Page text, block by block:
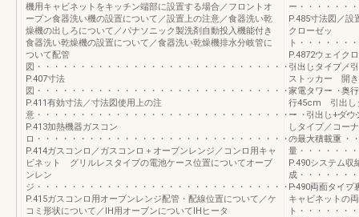
機用キャビネットをキッチン端部に設置する場合／フロントオ
ープン食器洗い機の設置について／設置上の注意／食器洗い乾
燥機の出しろについて／パナソニック製洗剤自動投入機能付き
食器洗い乾燥機の設置について／食器洗い乾燥機排水分岐管に
ついて配管
図・・・・・・・・・・・・・・・・・・・・・・・・・・・・・・・・・・・・
P.407寸法
図・・・・・・・・・・・・・・・・・・・・・・・・・・・・・・・・・・・・
P.411有効寸法／寸法図使用上の注
意・・・・・・・・・・・・・・・・・・・・・・・・・・・・・・・・・・・・
P.413加熱機器ガスコン
ロ・・・・・・・・・・・・・・・・・・・・・・・・・・・・・・・・・・・・
P.414ガスコンロ／ガスコンロ＋オーブンレンジ／コンロ用キャ
ビネット グリルレスタイプの電池ケース位置についてオーブ
ンレン
ジ・・・・・・・・・・・・・・・・・・・・・・・・・・・・・・・・・・・・
P.415ガスコンロ用オーブンレンジ配管・配線位置について／ケ
コミ形状について／IH用オーブンについてIHヒータ
ー・・・・・・
P.485寸法図／設
クローゼッ
ト・・・・・・
P.4872ウェイク
引出しタイプ／
ストッカー 開
家電タワー 奥
行45cm 引出し
ー 引出し+ダウ
しタイプ／コー
の最大積載重
量・・・・・・
P.490システム収
成・・・・・・
P.490両面タイプ
キャビネットの
ト・・・・・・